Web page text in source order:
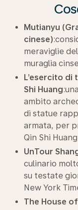
Mutianyu
cinese)
meraviglie
muraglia
L’esercito di
Shi Huang
ambito
di statue
armata, per
Qin Shi
UnTour
culinario
su testate
New York
The House